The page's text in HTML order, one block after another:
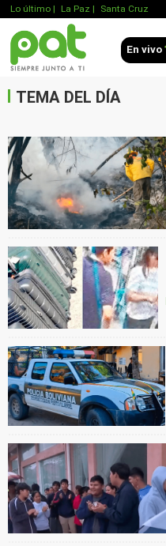
Lo último | La Paz | Santa Cruz
En vivo
TEMA DEL DÍA
.